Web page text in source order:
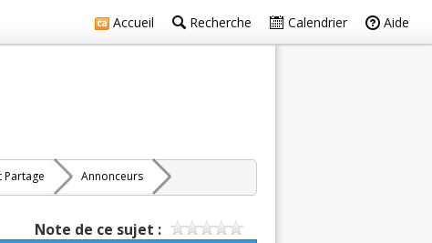
Accueil Recherche Calendrier Aide
Partage Annonceurs
Note de ce sujet :